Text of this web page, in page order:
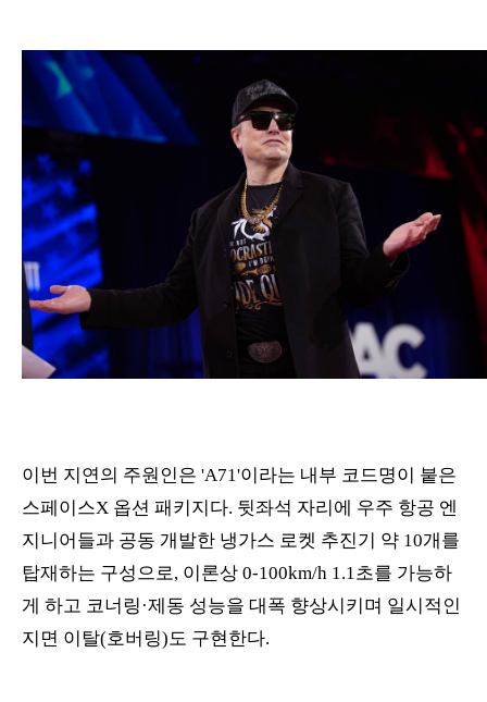
이번 지연의 주원인은 'A71'이라는 내부 코드명이 붙은
스페이스X 옵션 패키지다. 뒷좌석 자리에 우주 항공 엔
지니어들과 공동 개발한 냉가스 로켓 추진기 약 10개를
탑재하는 구성으로, 이론상 0-100km/h 1.1초를 가능하
게 하고 코너링·제동 성능을 대폭 향상시키며 일시적인
지면 이탈(호버링)도 구현한다.